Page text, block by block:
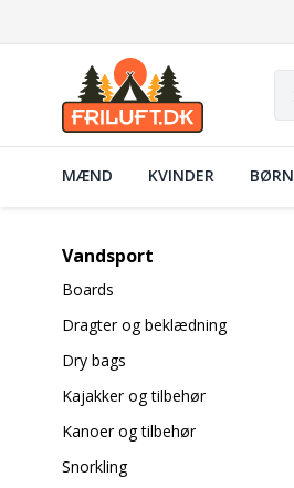
MÆND KVINDER BØRN
Vandsport
Boards
Dragter og beklædning
Dry bags
Kajakker og tilbehør
Kanoer og tilbehør
Snorkling